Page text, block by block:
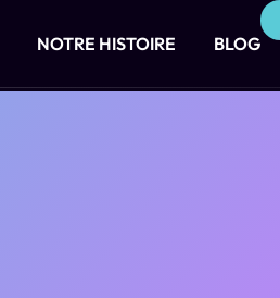
NOTRE HISTOIRE BLOG